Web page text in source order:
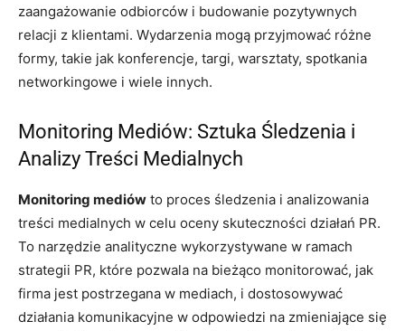
zaangażowanie odbiorców i budowanie pozytywnych
relacji z klientami. Wydarzenia mogą przyjmować różne
formy, takie jak konferencje, targi, warsztaty, spotkania
networkingowe i wiele innych.
Monitoring Mediów: Sztuka Śledzenia i
Analizy Treści Medialnych
Monitoring mediów to proces śledzenia i analizowania
treści medialnych w celu oceny skuteczności działań PR.
To narzędzie analityczne wykorzystywane w ramach
strategii PR, które pozwala na bieżąco monitorować, jak
firma jest postrzegana w mediach, i dostosowywać
działania komunikacyjne w odpowiedzi na zmieniające się